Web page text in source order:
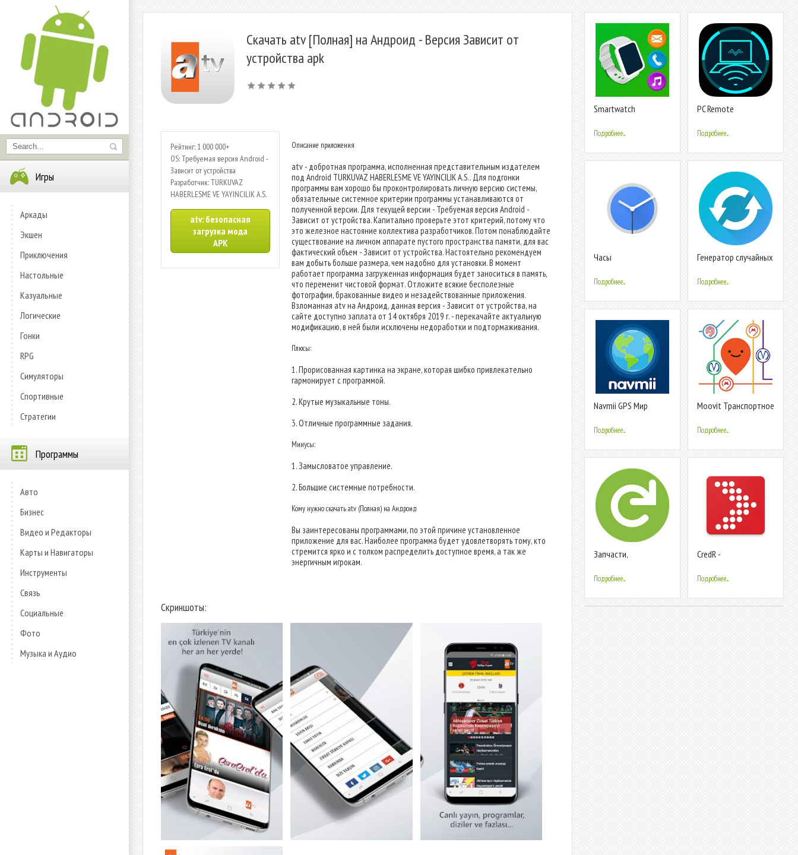
Игры
Аркады
Экшен
Приключения
Настольные
Казуальные
Логические
Гонки
RPG
Симуляторы
Спортивные
Стратегии
Программы
Авто
Бизнес
Видео и Редакторы
Карты и Навигаторы
Инструменты
Связь
Социальные
Фото
Музыка и Аудио
Скачать atv [Полная] на Андроид - Версия Зависит от
устройства apk
Рейтинг: 1 000 000+
OS: Требуемая версия Android -
Зависит от устройства
Разработчик: TURKUVAZ
HABERLESME VE YAYINCILIK A.S.
atv: безопасная
загрузка мода
APK
Описание приложения
atv - добротная программа, исполненная представительным издателем
под Android TURKUVAZ HABERLESME VE YAYINCILIK A.S.. Для подгонки
программы вам хорошо бы проконтролировать личную версию системы,
обязательные системное критерии программы устанавливаются от
полученной версии. Для текущей версии - Требуемая версия Android -
Зависит от устройства. Капитально проверьте этот критерий, потому что
это железное настояние коллектива разработчиков. Потом понаблюдайте
существование на личном аппарате пустого пространства памяти, для вас
фактический объем - Зависит от устройства. Настоятельно рекомендуем
вам добыть больше размера, чем надобно для установки. В момент
работает программа загруженная информация будет заноситься в память,
что переменит чистовой формат. Отложите всякие бесполезные
фотографии, бракованные видео и незадействованные приложения.
Взломанная atv на Андроид, данная версия - Зависит от устройства, на
сайте доступно заплата от 14 октября 2019 г. - перекачайте актуальную
модификацию, в ней были исключены недоработки и подтормаживания.
Плюсы:
1. Прорисованная картинка на экране, которая шибко привлекательно
гармонирует с программой.
2. Крутые музыкальные тоны.
3. Отличные программные задания.
Минусы:
1. Замысловатое управление.
2. Большие системные потребности.
Кому нужно скачать atv (Полная) на Андроид
Вы заинтересованы программами, по этой причине установленное
приложение для вас. Наиболее программа будет удовлетворять тому, кто
стремится ярко и с толком распределить доступное время, а так же
энергичным игрокам.
Скриншоты:
Smartwatch
sync watch & wear
Подробнее...
PC Remote
Подробнее...
Часы
Подробнее...
Генератор случайных
Подробнее...
Navmii GPS Мир
Подробнее...
Moovit Транспортное
Подробнее...
Запчасти,
Подробнее...
CredR -
Подробнее...